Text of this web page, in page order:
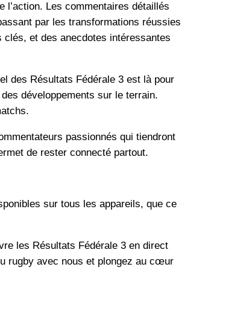
Les commentaires détaillés
par les transformations réussies
et des anecdotes intéressantes
des Résultats Fédérale 3 est là pour
développements sur le terrain.
passionnés qui tiendront
de rester connecté partout.
sur tous les appareils, que ce
les Résultats Fédérale 3 en direct
rugby avec nous et plongez au cœur